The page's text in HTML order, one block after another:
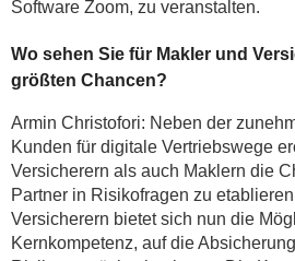
Software Zoom, zu veranstalten.
Wo sehen Sie für Makler und
größten Chancen?
Armin Christofori: Neben der
Kunden für digitale Vertriebswege
Versicherern als auch Maklern die
Partner in Risikofragen zu
Versicherern bietet sich nun die
Kernkompetenz, auf die